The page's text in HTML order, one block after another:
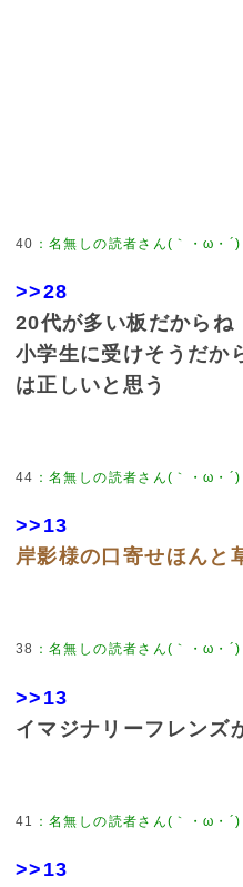
40 ：名無しの読者さん(｀・ω・´)
>>28
20代が多い板だからね
小学生に受けそうだか
は正しいと思う
44 ：名無しの読者さん(｀・ω・´)
>>13
岸影様の口寄せほんと
38 ：名無しの読者さん(｀・ω・´)
>>13
イマジナリーフレンズ
41 ：名無しの読者さん(｀・ω・´)
>>13